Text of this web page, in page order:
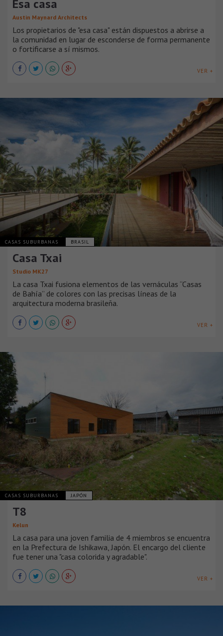
Esa casa
Austin Maynard Architects
Los propietarios de "esa casa" están dispuestos a abrirse a
la comunidad en lugar de esconderse de forma permanente
o fortificarse a sí mismos.
VER +
CASAS SUBURBANAS BRASIL
Casa Txai
Studio MK27
La casa Txai fusiona elementos de las vernáculas “Casas
de Bahía” de colores con las precisas líneas de la
arquitectura moderna brasileña.
VER +
CASAS SUBURBANAS JAPÓN
T8
Kelun
La casa para una joven familia de 4 miembros se encuentra
en la Prefectura de Ishikawa, Japón. El encargo del cliente
fue tener una "casa colorida y agradable".
VER +